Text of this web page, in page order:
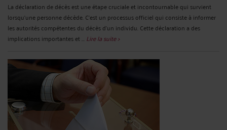
La déclaration de décès est une étape cruciale et incontournable qui survient
lorsqu'une personne décède. C'est un processus officiel qui consiste à informer
les autorités compétentes du décès d'un individu. Cette déclaration a des
implications importantes et ... Lire la suite >